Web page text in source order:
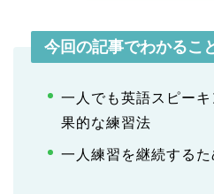
今回の記事でわかるこ
一人でも英語スピー
果的な練習法
一人練習を継続するた